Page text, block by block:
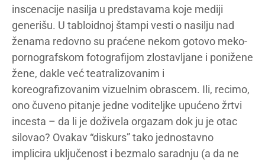
inscenacije nasilja u predstavama koje mediji
generišu. U tabloidnoj štampi vesti o nasilju nad
ženama redovno su praćene nekom gotovo meko-
pornografskom fotografijom zlostavljane i ponižene
žene, dakle već teatralizovanim i
koreografizovanim vizuelnim obrascem. Ili, recimo,
ono čuveno pitanje jedne voditeljke upućeno žrtvi
incesta – da li je doživela orgazam dok ju je otac
silovao? Ovakav “diskurs” tako jednostavno
implicira uključenost i bezmalo saradnju (a da ne